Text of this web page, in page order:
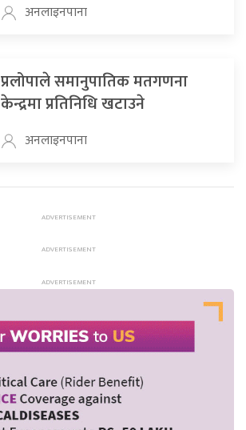
अनलाइनपाना
प्रलोपाले समानुपातिक मतगणना
केन्द्रमा प्रतिनिधि खटाउने
अनलाइनपाना